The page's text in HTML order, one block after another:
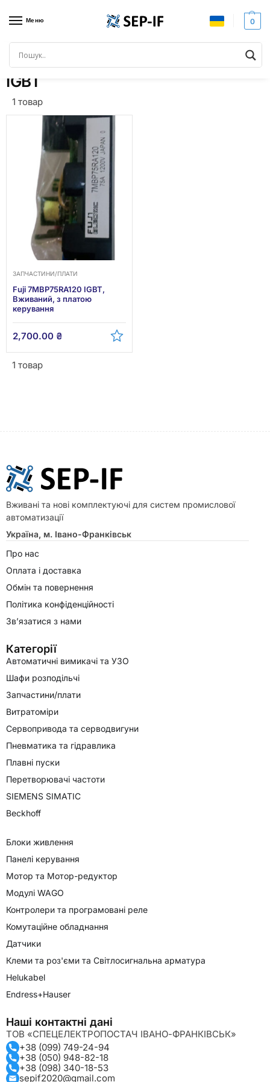
Меню 0
Головна
IGBT
1 товар
ЗАПЧАСТИНИ/ПЛАТИ
Fuji 7MBP75RA120 IGBT,
Вживаний, з платою
керування
2,700.00 ₴
1 товар
Вживані та нові комплектуючі для систем промислової
автоматизації
Україна, м. Івано-Франківськ
Про нас
Оплата і доставка
Обмін та повернення
Політика конфіденційності
Зв’язатися з нами
Категорії
Автоматичні вимикачі та УЗО
Шафи розподільчі
Запчастини/плати
Витратоміри
Сервопривода та серводвигуни
Пневматика та гідравлика
Плавні пуски
Перетворювачі частоти
SIEMENS SIMATIC
Beckhoff
Блоки живлення
Панелі керування
Мотор та Мотор-редуктор
Модулі WAGO
Контролери та програмовані реле
Комутаційне обладнання
Датчики
Клеми та роз'єми та Світлосигнальна арматура
Helukabel
Endress+Hauser
Наші контактні дані
ТОВ «СПЕЦЕЛЕКТРОПОСТАЧ ІВАНО-ФРАНКІВСЬК»
+38 (099) 749-24-94
+38 (050) 948-82-18
+38 (098) 340-18-53
sepif2020@gmail.com